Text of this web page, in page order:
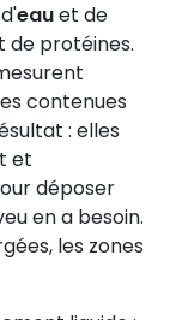
eauet de
de protéines.
contenues
: elles
et
déposer
en a besoin.
les zones